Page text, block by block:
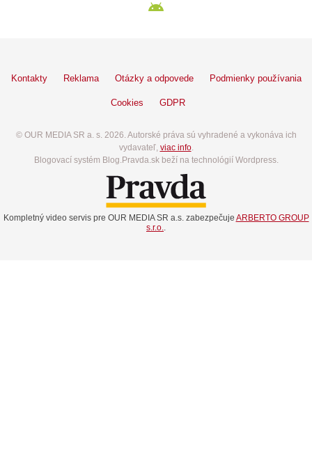
Kontakty Reklama Otázky a odpovede Podmienky používania
Cookies GDPR
© OUR MEDIA SR a. s. 2026. Autorské práva sú vyhradené a vykonáva ich
vydavateľ, viac info.
Blogovací systém Blog.Pravda.sk beží na technológií Wordpress.
Kompletný video servis pre OUR MEDIA SR a.s. zabezpečuje ARBERTO GROUP
s.r.o.